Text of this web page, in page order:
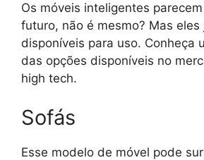
Os móveis inteligentes
futuro, não é mesmo? Mas eles
disponíveis para uso. Conheça
das opções disponíveis no
high tech.
Sofás
Esse modelo de móvel pode